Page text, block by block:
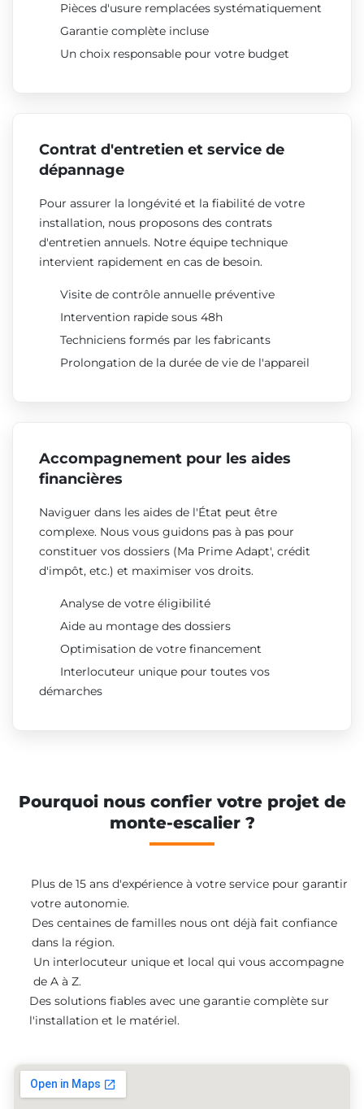
Pièces d'usure remplacées systématiquement
Garantie complète incluse
Un choix responsable pour votre budget
Contrat d'entretien et service de
dépannage
Pour assurer la longévité et la fiabilité de votre
installation, nous proposons des contrats
d'entretien annuels. Notre équipe technique
intervient rapidement en cas de besoin.
Visite de contrôle annuelle préventive
Intervention rapide sous 48h
Techniciens formés par les fabricants
Prolongation de la durée de vie de l'appareil
Accompagnement pour les aides
financières
Naviguer dans les aides de l'État peut être
complexe. Nous vous guidons pas à pas pour
constituer vos dossiers (Ma Prime Adapt', crédit
d'impôt, etc.) et maximiser vos droits.
Analyse de votre éligibilité
Aide au montage des dossiers
Optimisation de votre financement
Interlocuteur unique pour toutes vos
démarches
Pourquoi nous confier votre projet de
monte-escalier ?
Plus de 15 ans d'expérience à votre service pour garantir
votre autonomie.
Des centaines de familles nous ont déjà fait confiance
dans la région.
Un interlocuteur unique et local qui vous accompagne
de A à Z.
Des solutions fiables avec une garantie complète sur
l'installation et le matériel.